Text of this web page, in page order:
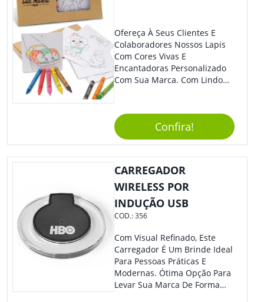
Ofereça À Seus Clientes E
Colaboradores Nossos Lapis
Com Cores Vivas E
Encantadoras Personalizado
Com Sua Marca. Com Lindo
Perfeito, Não É?!
Confira!
CARREGADOR
WIRELESS POR
INDUÇÃO USB
COD.:356
Com Visual Refinado, Este
Carregador É Um Brinde Ideal
Para Pessoas Práticas E
Modernas. Ótima Opção Para
Levar Sua Marca De Forma